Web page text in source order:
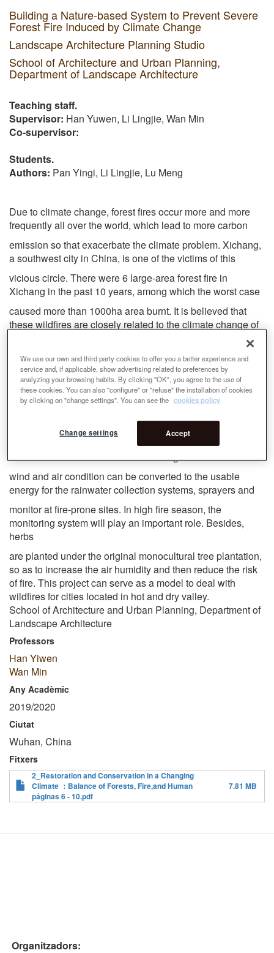
Building a Nature-based System to Prevent Severe
Forest Fire Induced by Climate Change
Landscape Architecture Planning Studio
School of Architecture and Urban Planning,
Department of Landscape Architecture
Teaching staff.
Supervisor: Han Yuwen, Li Lingjie, Wan Min
Co-supervisor:
Students.
Authors: Pan Yingi, Li Lingjie, Lu Meng
Due to climate change, forest fires occur more and more
frequently all over the world, which lead to more carbon
emission so that exacerbate the climate problem. Xichang,
a southwest city in China, is one of the victims of this
vicious circle. There were 6 large-area forest fire in
Xichang in the past 10 years, among which the worst case
caused more than 1000ha area burnt. It is believed that
these wildfires are closely related to the climate change of
Xichang in the past 30 years, including rising temperature
and reduced humidity. What’s worse, the hot-dry wind
brought by valley effect makes the fire more intense and
frequent. Therefore, here we take Xichang as an example
We will use the following strategies to prevent and mitigate
climate-induced forest fire. The existing hot foehn
wind and air condition can be converted to the usable
energy for the rainwater collection systems, sprayers and
monitor at fire-prone sites. In high fire season, the
monitoring system will play an important role. Besides,
herbs
are planted under the original monocultural tree plantation,
so as to increase the air humidity and then reduce the risk
of fire. This project can serve as a model to deal with
wildfires for cities located in hot and dry valley.
School of Architecture and Urban Planning, Department of
Landscape Architecture
Professors
Han Yiwen
Wan Min
Any Acadèmic
2019/2020
Ciutat
Wuhan, China
Fitxers
2_Restoration and Conservation in a Changing
Climate ：Balance of Forests, Fire,and Human
páginas 6 - 10.pdf
7.81 MB
Organitzadors:
We use our own and third party cookies to offer you a better experience and
service and, if applicable, show advertising related to preferences by
analyzing your browsing habits. By clicking "OK", you agree to the use of
these cookies. You can also "configure" or "refuse" the installation of cookies
by clicking on "change settings". You can see the cookies policy
Accept
Change settings